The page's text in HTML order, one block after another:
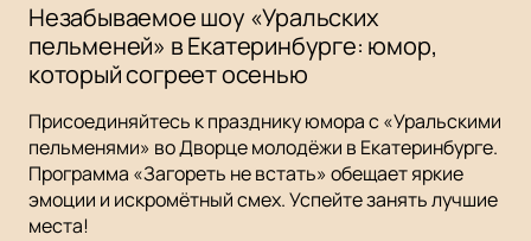
Незабываемое шоу «Уральских
пельменей» в Екатеринбурге: юмор,
который согреет осенью
Присоединяйтесь к празднику юмора с «Уральскими
пельменями» во Дворце молодёжи в Екатеринбурге.
Программа «Загореть не встать» обещает яркие
эмоции и искромётный смех. Успейте занять лучшие
места!